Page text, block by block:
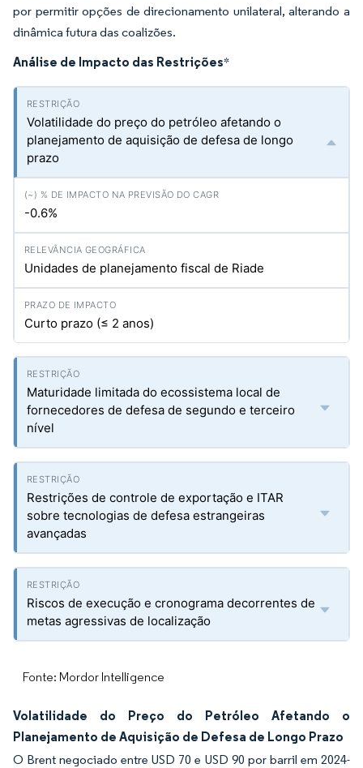
por permitir opções de direcionamento unilateral, alterando a
dinâmica futura das coalizões.
Análise de Impacto das Restrições*
Volatilidade do preço do petróleo afetando o
planejamento de aquisição de defesa de longo
prazo
-0.6%
Unidades de planejamento fiscal de Riade
Curto prazo (≤ 2 anos)
Maturidade limitada do ecossistema local de
fornecedores de defesa de segundo e terceiro
nível
Restrições de controle de exportação e ITAR
sobre tecnologias de defesa estrangeiras
avançadas
Riscos de execução e cronograma decorrentes de
metas agressivas de localização
Fonte: Mordor Intelligence
Volatilidade do Preço do Petróleo Afetando o
Planejamento de Aquisição de Defesa de Longo Prazo
O Brent negociado entre USD 70 e USD 90 por barril em 2024-